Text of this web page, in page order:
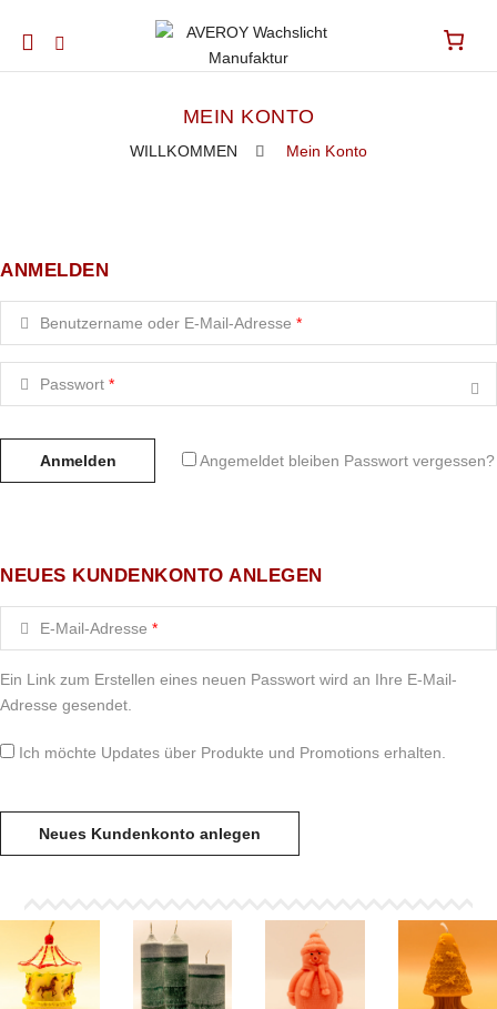
Mobile
MEIN KONTO
WILLKOMMEN Mein Konto
ANMELDEN
Benutzername oder E-Mail-Adresse *
Passwort *
Anmelden Angemeldet bleiben Passwort vergessen?
NEUES KUNDENKONTO ANLEGEN
E-Mail-Adresse *
Ein Link zum Erstellen eines neuen Passwort wird an Ihre E-Mail-
Adresse gesendet.
Ich möchte Updates über Produkte und Promotions erhalten.
Neues Kundenkonto anlegen